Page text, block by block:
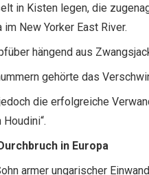
in Kisten legen, die
New Yorker East River.
hängend aus
gehörte das
die erfolgreiche
in Europa
armer ungarischer